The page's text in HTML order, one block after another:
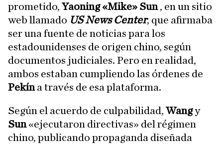
prometido, Yaoning «Mike» Sun, en un sitio
web llamado US News Center, que afirmaba
ser una fuente de noticias para los
estadounidenses de origen chino, según
documentos judiciales. Pero en realidad,
ambos estaban cumpliendo las órdenes de
Pekína través de esa plataforma.
Según el acuerdo de culpabilidad, Wangy
Sun«ejecutaron directivas» del régimen
chino, publicando propaganda diseñada